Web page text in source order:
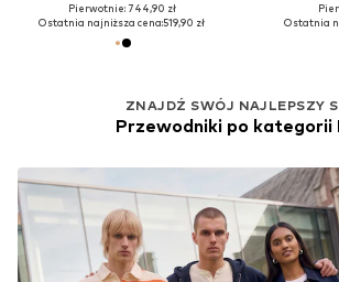
Pierwotnie: 744,90 zł
Ostatnia najniższa cena:519,90 zł
Ostatnia
ZNAJDŹ SWÓJ NAJLEPSZY
Przewodniki po kategorii